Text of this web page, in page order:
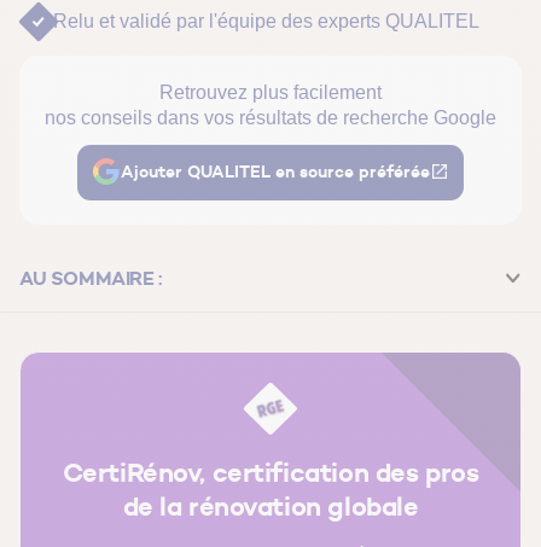
Relu et validé par l'équipe des experts QUALITEL
Retrouvez plus facilement
nos conseils dans vos résultats de recherche Google
Ajouter QUALITEL en source préférée
AU SOMMAIRE :
Quelles copropriétés sont concernées par le projet de
Qui établit le plan pluriannuel de travaux ?
CertiRénov, certification des pros
de la rénovation globale